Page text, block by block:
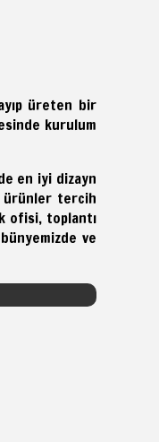
üreten bir
kurulum
en iyi dizayn
ürünler tercih
ofisi, toplantı
ve